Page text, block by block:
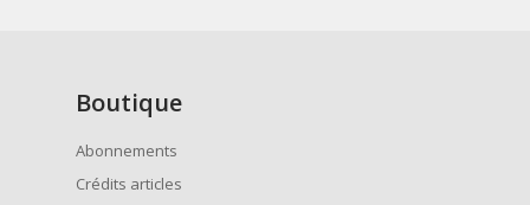
Boutique
Abonnements
Crédits articles